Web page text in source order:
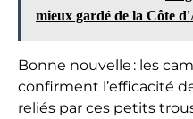
mieux gardé de la Côte
Bonne nouvelle : les
confirment l’efficacité
reliés par ces petits